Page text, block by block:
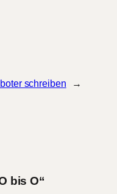
schreiben →
bis O“